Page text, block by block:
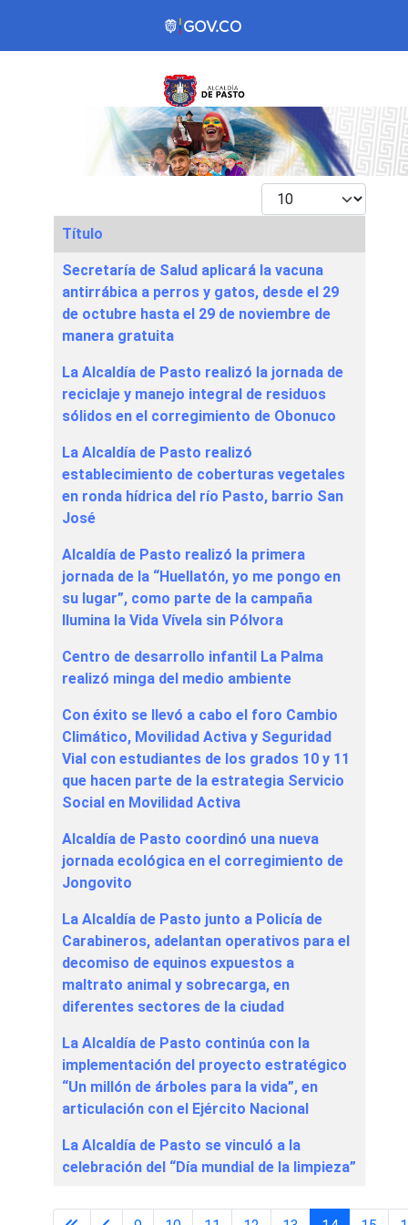
Mostrar #
Articles
Título
Secretaría de Salud aplicará la vacuna
antirrábica a perros y gatos, desde el 29
de octubre hasta el 29 de noviembre de
manera gratuita
La Alcaldía de Pasto realizó la jornada de
reciclaje y manejo integral de residuos
sólidos en el corregimiento de Obonuco
La Alcaldía de Pasto realizó
establecimiento de coberturas vegetales
en ronda hídrica del río Pasto, barrio San
José
Alcaldía de Pasto realizó la primera
jornada de la “Huellatón, yo me pongo en
su lugar”, como parte de la campaña
Ilumina la Vida Vívela sin Pólvora
Centro de desarrollo infantil La Palma
realizó minga del medio ambiente
Con éxito se llevó a cabo el foro Cambio
Climático, Movilidad Activa y Seguridad
Vial con estudiantes de los grados 10 y 11
que hacen parte de la estrategia Servicio
Social en Movilidad Activa
Alcaldía de Pasto coordinó una nueva
jornada ecológica en el corregimiento de
Jongovito
La Alcaldía de Pasto junto a Policía de
Carabineros, adelantan operativos para el
decomiso de equinos expuestos a
maltrato animal y sobrecarga, en
diferentes sectores de la ciudad
La Alcaldía de Pasto continúa con la
implementación del proyecto estratégico
“Un millón de árboles para la vida”, en
articulación con el Ejército Nacional
La Alcaldía de Pasto se vinculó a la
celebración del “Día mundial de la limpieza”